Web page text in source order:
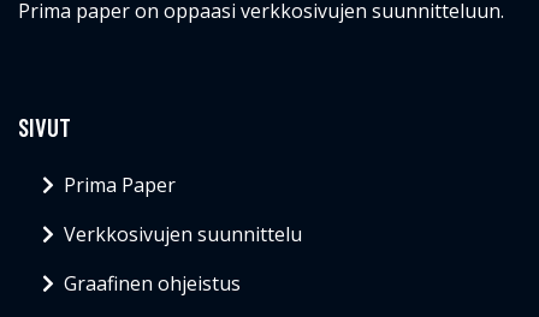
Prima paper on oppaasi verkkosivujen suunnitteluun.
SIVUT
Prima Paper
Verkkosivujen suunnittelu
Graafinen ohjeistus